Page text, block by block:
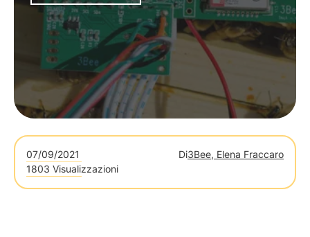
monitorare e curare le api.
07/09/2021 Di3Bee, Elena Fraccaro
1803 Visualizzazioni